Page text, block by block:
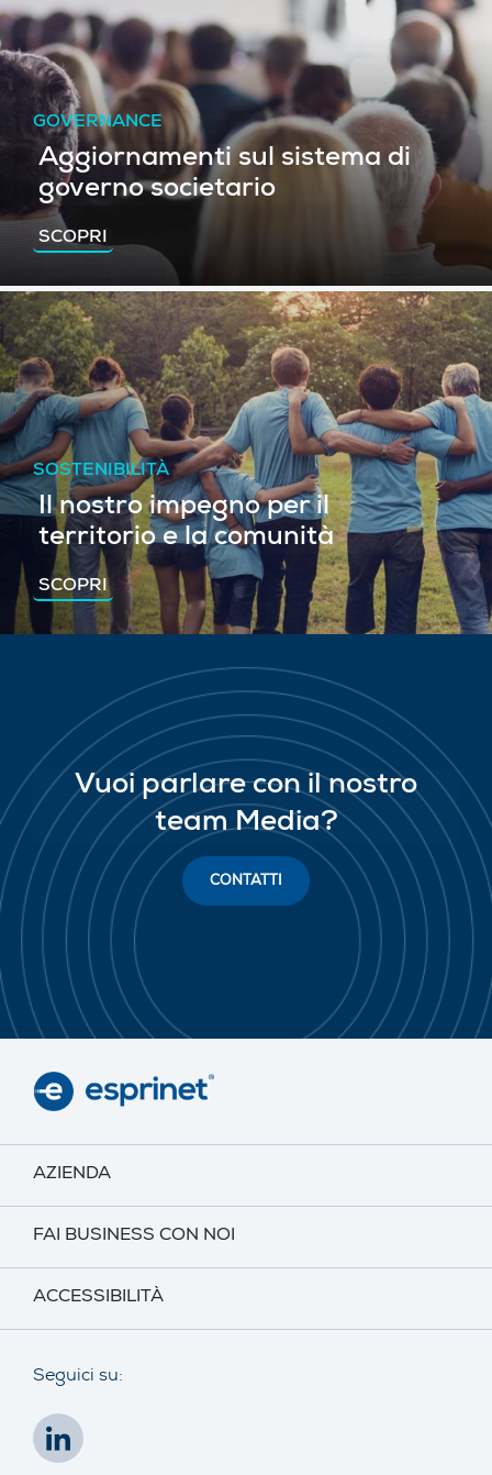
GOVERNANCE
Aggiornamenti sul sistema di
governo societario
SCOPRI
SOSTENIBILITÀ
Il nostro impegno per il
territorio e la comunità
SCOPRI
Vuoi parlare con il nostro
team Media?
CONTATTI
AZIENDA
FAI BUSINESS CON NOI
ACCESSIBILITÀ
Seguici su: